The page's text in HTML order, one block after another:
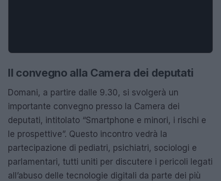
Il convegno alla Camera dei deputati
Domani, a partire dalle 9.30, si svolgerà un
importante convegno presso la Camera dei
deputati, intitolato “Smartphone e minori, i rischi e
le prospettive”. Questo incontro vedrà la
partecipazione di pediatri, psichiatri, sociologi e
parlamentari, tutti uniti per discutere i pericoli legati
all’abuso delle tecnologie digitali da parte dei più